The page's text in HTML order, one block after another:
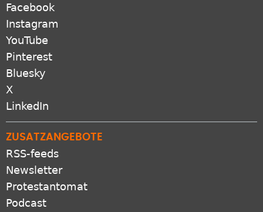
Facebook
Instagram
YouTube
Pinterest
Bluesky
X
LinkedIn
ZUSATZANGEBOTE
RSS-feeds
Newsletter
Protestantomat
Podcast